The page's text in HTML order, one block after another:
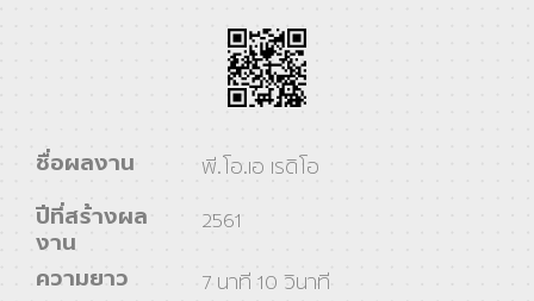
ชื่อผลงาน พี.โอ.เอ เรดิโอ
ปีที่สร้างผล
งาน
2561
ความยาว 7 นาที 10 วินาที